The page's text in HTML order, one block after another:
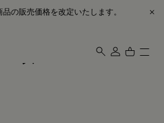
品の販売価格を改定いたします。
ース